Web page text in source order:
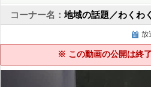
コーナー名：地域の話題／わくわ
放
※ この動画の公開は終